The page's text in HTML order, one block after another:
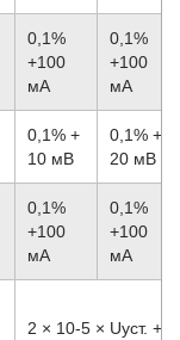
0,1%
+100
мА
0,1%
+100
мА
0,1% +
10 мВ
0,1% +
20 мВ
0,1%
+100
мА
0,1%
+100
мА
2 × 10-5 × Uуст. +